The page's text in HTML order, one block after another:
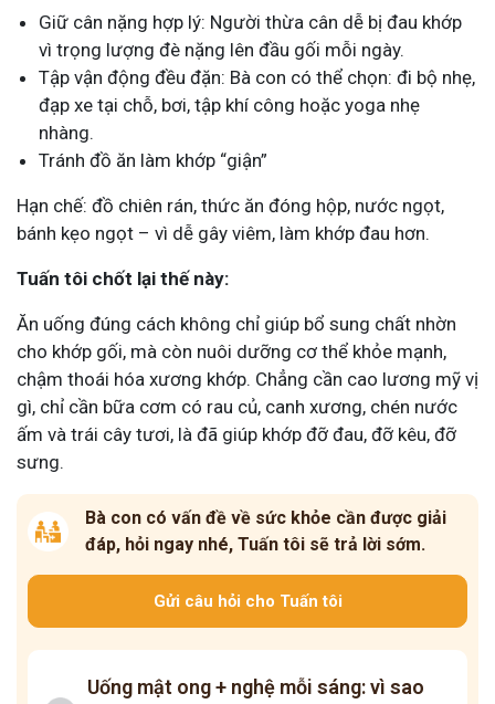
Giữ cân nặng hợp lý: Người thừa cân dễ bị đau khớp
vì trọng lượng đè nặng lên đầu gối mỗi ngày.
Tập vận động đều đặn: Bà con có thể chọn: đi bộ nhẹ,
đạp xe tại chỗ, bơi, tập khí công hoặc yoga nhẹ
nhàng.
Tránh đồ ăn làm khớp “giận”
Hạn chế: đồ chiên rán, thức ăn đóng hộp, nước ngọt,
bánh kẹo ngọt – vì dễ gây viêm, làm khớp đau hơn.
Tuấn tôi chốt lại thế này:
Ăn uống đúng cách không chỉ giúp bổ sung chất nhờn
cho khớp gối, mà còn nuôi dưỡng cơ thể khỏe mạnh,
chậm thoái hóa xương khớp. Chẳng cần cao lương mỹ vị
gì, chỉ cần bữa cơm có rau củ, canh xương, chén nước
ấm và trái cây tươi, là đã giúp khớp đỡ đau, đỡ kêu, đỡ
sưng.
Bà con có vấn đề về sức khỏe cần được giải
đáp, hỏi ngay nhé, Tuấn tôi sẽ trả lời sớm.
Gửi câu hỏi cho Tuấn tôi
Uống mật ong + nghệ mỗi sáng: vì sao